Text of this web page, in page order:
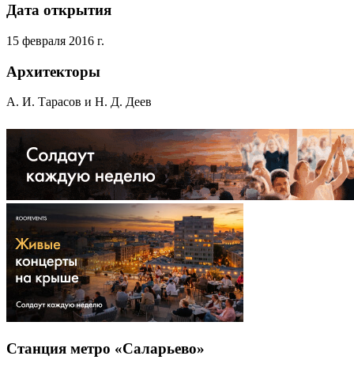
Дата открытия
15 февраля 2016 г.
Архитекторы
А. И. Тарасов и Н. Д. Деев
Станция метро «Саларьево»